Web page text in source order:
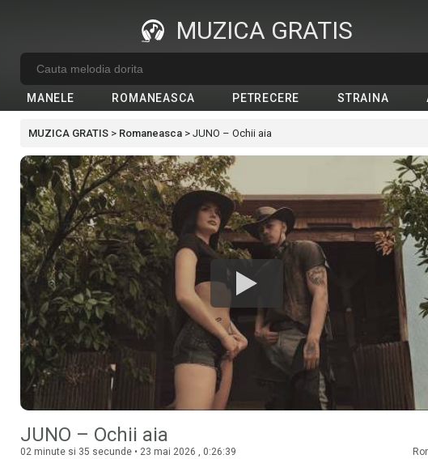
MUZICA GRATIS
MANELE ROMANEASCA PETRECERE STRAINA
MUZICA GRATIS > Romaneasca > JUNO – Ochii aia
JUNO – Ochii aia
02 minute si 35 secunde • 23 mai 2026 , 0:26:39